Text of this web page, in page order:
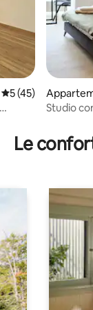
Évaluation
5 (45)
Studio
Le